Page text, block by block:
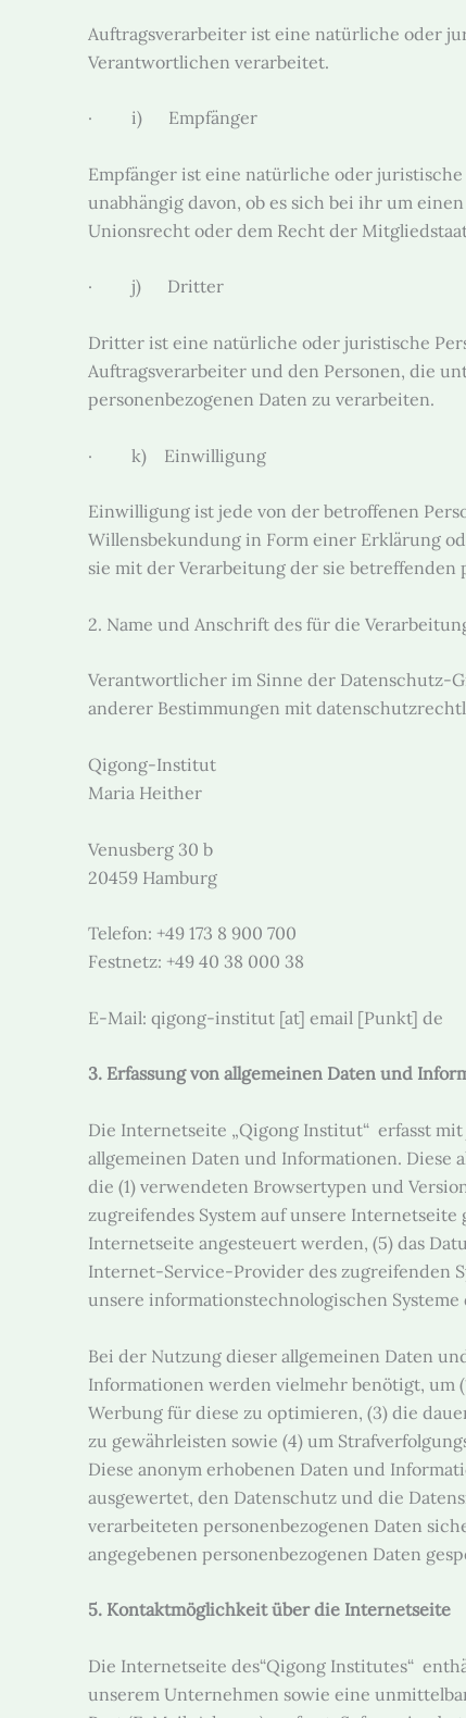
Auftragsverarbeiter ist eine natürliche oder
Verantwortlichen verarbeitet.
· i) Empfänger
Empfänger ist eine natürliche oder
unabhängig davon, ob es sich bei ihr um
Unionsrecht oder dem Recht der
· j) Dritter
Dritter ist eine natürliche oder juristische
Auftragsverarbeiter und den Personen, die
personenbezogenen Daten zu verarbeiten.
· k) Einwilligung
Einwilligung ist jede von der betroffenen
Willensbekundung in Form einer Erklärung
sie mit der Verarbeitung der sie betreffenden
2. Name und Anschrift des für die
Verantwortlicher im Sinne der Datenschutz-
anderer Bestimmungen mit
Qigong-Institut
Maria Heither
Venusberg 30 b
20459 Hamburg
Telefon: +49 173 8 900 700
Festnetz: +49 40 38 000 38
E-Mail: qigong-institut [at] email [Punkt] de
3. Erfassung von allgemeinen Daten und
Die Internetseite „Qigong Institut“ erfasst
allgemeinen Daten und Informationen. Diese
die (1) verwendeten Browsertypen und
zugreifendes System auf unsere
Internetseite angesteuert werden, (5) das
Internet-Service-Provider des zugreifenden
unsere informationstechnologischen Systeme
Bei der Nutzung dieser allgemeinen Daten
Informationen werden vielmehr benötigt, um
Werbung für diese zu optimieren, (3) die
zu gewährleisten sowie (4) um
Diese anonym erhobenen Daten und
ausgewertet, den Datenschutz und die
verarbeiteten personenbezogenen Daten
angegebenen personenbezogenen Daten
5. Kontaktmöglichkeit über die Internetseite
Die Internetseite des“Qigong Institutes“
unserem Unternehmen sowie eine